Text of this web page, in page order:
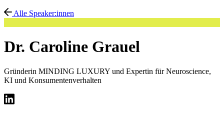
Alle Speaker:innen
Dr. Caroline Grauel
Gründerin MINDING LUXURY und Expertin für Neuroscience,
KI und Konsumentenverhalten